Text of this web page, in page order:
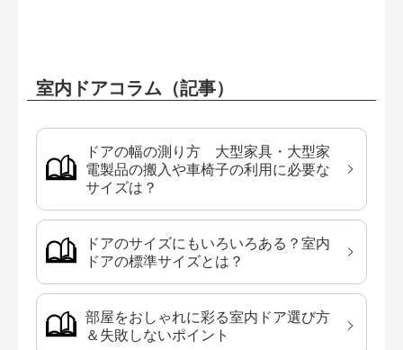
室内ドアコラム（記事）
ドアの幅の測り方 大型家具・大型家
電製品の搬入や車椅子の利用に必要な
サイズは？
ドアのサイズにもいろいろある？室内
ドアの標準サイズとは？
部屋をおしゃれに彩る室内ドア選び方
＆失敗しないポイント